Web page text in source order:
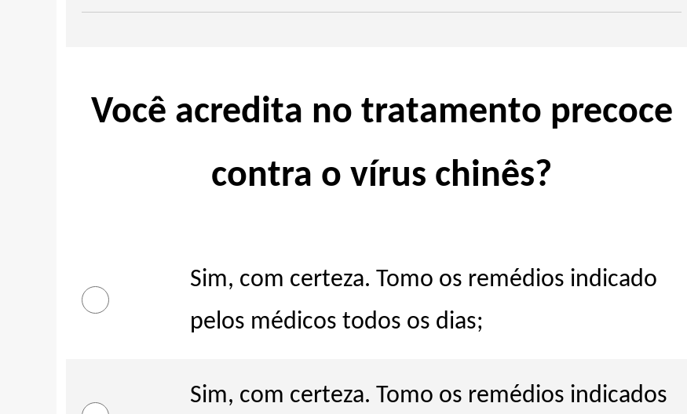
Você acredita no tratamento precoce
contra o vírus chinês?
Sim, com certeza. Tomo os remédios indicado
pelos médicos todos os dias;
Sim, com certeza. Tomo os remédios indicados